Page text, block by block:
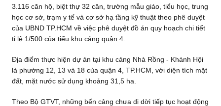
3.116 căn hộ, biệt thự 32 căn, trường mẫu giáo, tiểu học, trung
học cơ sở, trạm y tế và cơ sở hạ tầng kỹ thuật theo phê duyệt
của UBND TP.HCM về việc phê duyệt đồ án quy hoạch chi tiết
tỉ lệ 1/500 của tiểu khu cảng quận 4.
Địa điểm thực hiện dự án tại khu cảng Nhà Rồng - Khánh Hội
là phường 12, 13 và 18 của quận 4, TP.HCM, với diện tích mặt
đất, mặt nước sử dụng khoảng 31,5 ha.
Theo Bộ GTVT, những bến cảng chưa di dời tiếp tục hoạt động